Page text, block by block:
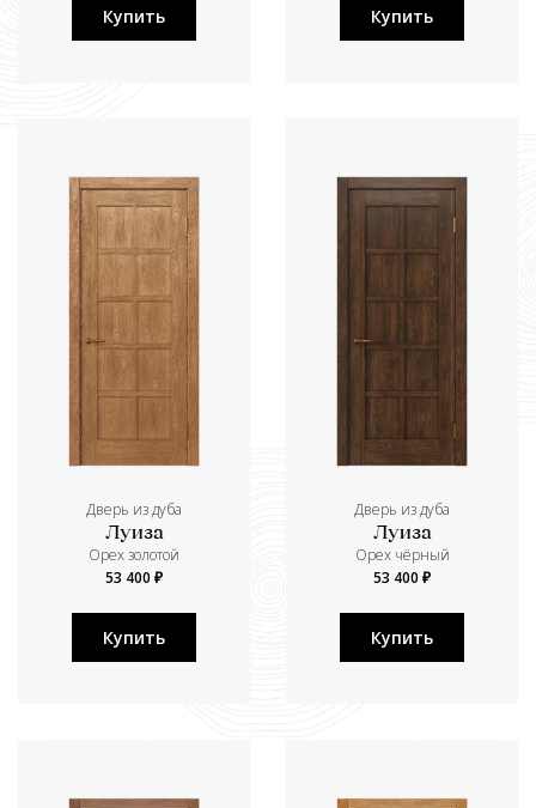
Купить Купить
Дверь из дуба
Луиза
Орех золотой
53 400 ₽
Купить
Дверь из дуба
Луиза
Орех чёрный
53 400 ₽
Купить